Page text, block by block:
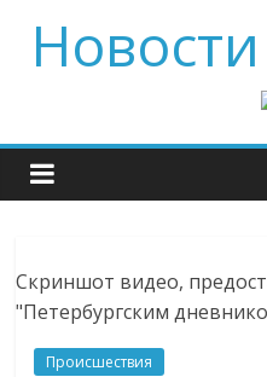
Скриншот видео,
"Петербургским
Происшествия